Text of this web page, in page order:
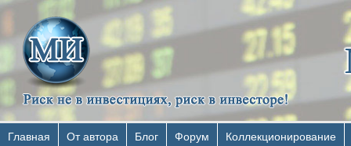
Главная От автора Блог Форум Коллекционирование